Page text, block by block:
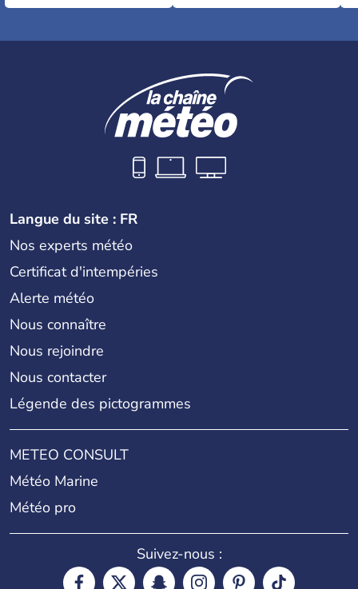
Langue du site : FR
Nos experts météo
Certificat d'intempéries
Alerte météo
Nous connaître
Nous rejoindre
Nous contacter
Légende des pictogrammes
METEO CONSULT
Météo Marine
Météo pro
Suivez-nous :